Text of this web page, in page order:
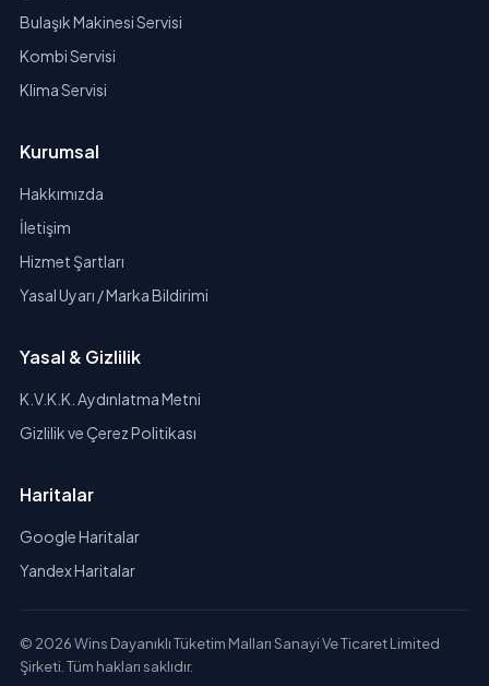
Bulaşık Makinesi Servisi
Kombi Servisi
Klima Servisi
Kurumsal
Hakkımızda
İletişim
Hizmet Şartları
Yasal Uyarı / Marka Bildirimi
Yasal & Gizlilik
K.V.K.K. Aydınlatma Metni
Gizlilik ve Çerez Politikası
Haritalar
Google Haritalar
Yandex Haritalar
© 2026 Wins Dayanıklı Tüketim Malları Sanayi Ve Ticaret Limited
Şirketi. Tüm hakları saklıdır.